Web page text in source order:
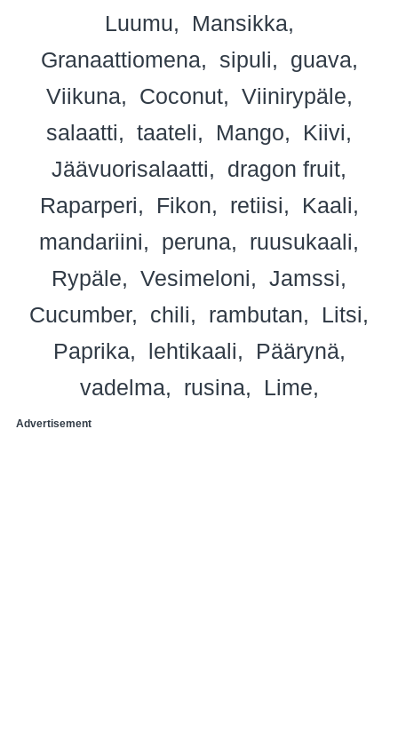
Luumu
Mansikka
Granaattiomena
sipuli
guava
Viikuna
Coconut
Viinirypäle
salaatti
taateli Mango
Kiivi
Jäävuorisalaatti
dragon fruit
Raparperi
Fikon retiisi
Kaali
mandariini
peruna
ruusukaali
Rypäle
Vesimeloni
Jamssi
Cucumber
chili rambutan
Litsi
Paprika
lehtikaali
Päärynä
vadelma
rusina Lime
Advertisement